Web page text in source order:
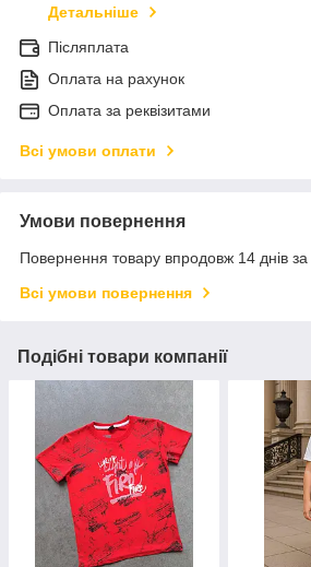
Детальніше
Післяплата
Оплата на рахунок
Оплата за реквізитами
Всі умови оплати
Умови повернення
Повернення товару впродовж 14 днів
Всі умови повернення
Подібні товари компанії